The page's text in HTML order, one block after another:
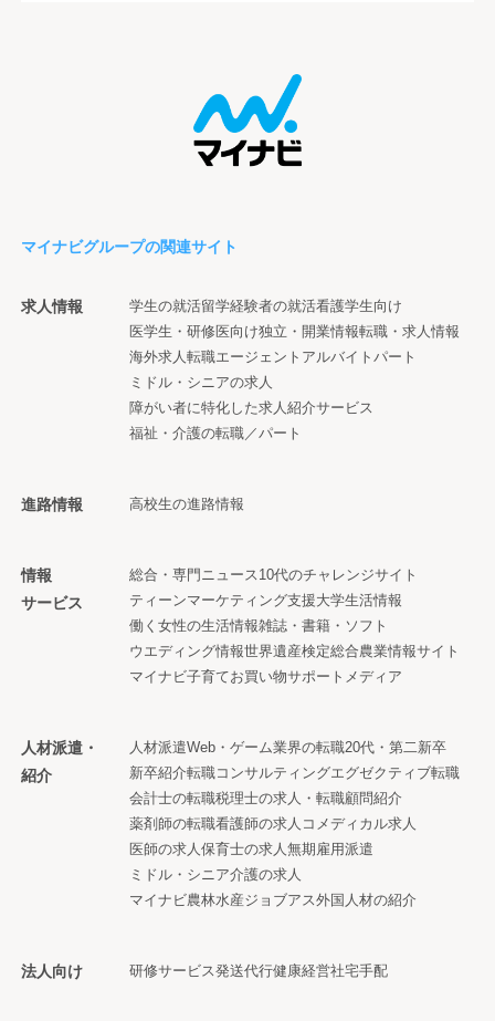
マイナビグループの関連サイト
求人情報 学生の就活留学経験者の就活看護学生向け
医学生・研修医向け独立・開業情報転職・求人情報
海外求人転職エージェント アルバイト パート
ミドル・シニアの求人
障がい者に特化した求人紹介サービス
福祉・介護の転職／パート
進路情報 高校生の進路情報
情報
サービス
総合・専門ニュース10代のチャレンジサイト
ティーンマーケティング支援大学生活情報
働く女性の生活情報雑誌・書籍・ソフト
ウエディング情報世界遺産検定総合農業情報サイト
マイナビ子育てお買い物サポートメディア
人材派遣・
紹介
人材派遣Web・ゲーム業界の転職20代・第二新卒
新卒紹介転職コンサルティングエグゼクティブ転職
会計士の転職税理士の求人・転職顧問紹介
薬剤師の転職看護師の求人 コメディカル求人
医師の求人保育士の求人無期雇用派遣
ミドル・シニア介護の求人
マイナビ農林水産ジョブアス外国人材の紹介
法人向け 研修サービス発送代行健康経営社宅手配